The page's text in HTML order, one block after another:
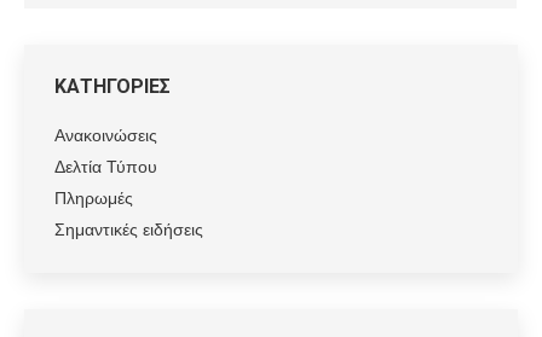
ΚΑΤΗΓΟΡΙΕΣ
Ανακοινώσεις
Δελτία Τύπου
Πληρωμές
Σημαντικές ειδήσεις